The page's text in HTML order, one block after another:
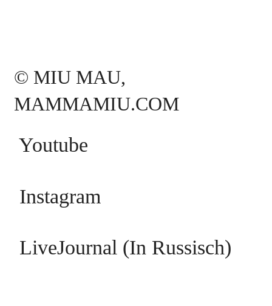
© MIU MAU,
MAMMAMIU.COM
Youtube
Instagram
LiveJournal (In Russisch)